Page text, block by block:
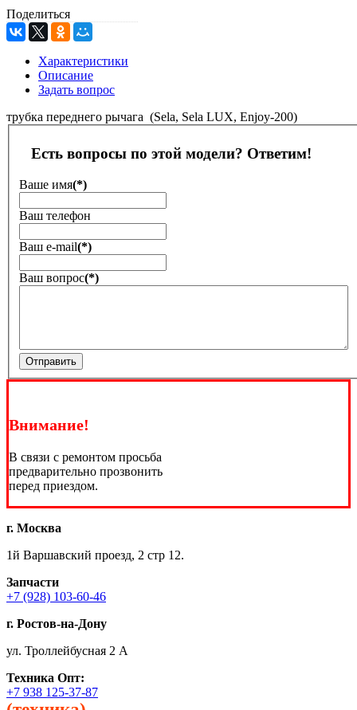
Поделиться
Характеристики
Описание
Задать вопрос
трубка переднего рычага (Sela, Sela LUX, Enjoy-200)
Есть вопросы по этой модели? Ответим!
Ваше имя(*)
Ваш телефон
Ваш е-mail(*)
Ваш вопрос(*)
Отправить
Внимание!
В связи с ремонтом просьба
предварительно прозвонить
перед приездом.
г. Москва
1й Варшавский проезд, 2 стр 12.
Запчасти
+7 (928) 103-60-46
г. Ростов-на-Дону
ул. Троллейбусная 2 А
Техника Опт:
+7 938 125-37-87